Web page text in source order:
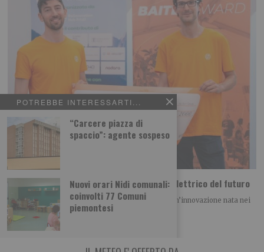
POTREBBE INTERESSARTI...
“Carcere piazza di
spaccio”: agente sospeso
Nuovi orari Nidi comunali:
coinvolti 77 Comuni
piemontesi
Dal Politecnico di Torino arriva il motore elettrico del futuro
Il progetto IONX conquista il BAITE Award 2026 Un’innovazione nata nei
laboratori del Politecnico di Torino